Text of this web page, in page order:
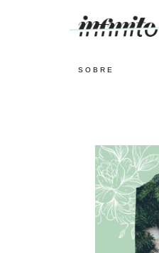
SOBRE